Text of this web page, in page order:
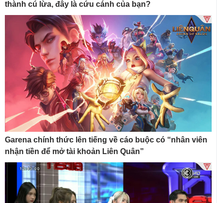
thành cú lừa, đây là cứu cánh của bạn?
Garena chính thức lên tiếng về cáo buộc có “nhân viên
nhận tiền để mở tài khoản Liên Quân”